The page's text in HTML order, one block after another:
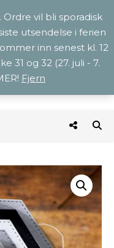
vil bli sporadisk
utsendelse i ferien
inn senest kl. 12
31 og 32 (27. juli - 7.
Fjern